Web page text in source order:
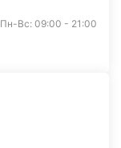
Пн-Вс: 09:00 - 21:00